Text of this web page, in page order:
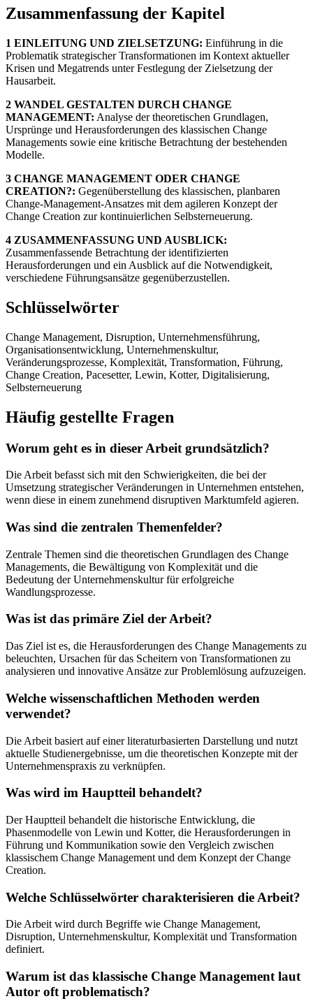
Zusammenfassung der Kapitel
1 EINLEITUNG UND ZIELSETZUNG: Einführung in die
Problematik strategischer Transformationen im Kontext aktueller
Krisen und Megatrends unter Festlegung der Zielsetzung der
Hausarbeit.
2 WANDEL GESTALTEN DURCH CHANGE
MANAGEMENT: Analyse der theoretischen Grundlagen,
Ursprünge und Herausforderungen des klassischen Change
Managements sowie eine kritische Betrachtung der bestehenden
Modelle.
3 CHANGE MANAGEMENT ODER CHANGE
CREATION?: Gegenüberstellung des klassischen, planbaren
Change-Management-Ansatzes mit dem agileren Konzept der
Change Creation zur kontinuierlichen Selbsterneuerung.
4 ZUSAMMENFASSUNG UND AUSBLICK:
Zusammenfassende Betrachtung der identifizierten
Herausforderungen und ein Ausblick auf die Notwendigkeit,
verschiedene Führungsansätze gegenüberzustellen.
Schlüsselwörter
Change Management, Disruption, Unternehmensführung,
Organisationsentwicklung, Unternehmenskultur,
Veränderungsprozesse, Komplexität, Transformation, Führung,
Change Creation, Pacesetter, Lewin, Kotter, Digitalisierung,
Selbsterneuerung
Häufig gestellte Fragen
Worum geht es in dieser Arbeit grundsätzlich?
Die Arbeit befasst sich mit den Schwierigkeiten, die bei der
Umsetzung strategischer Veränderungen in Unternehmen entstehen,
wenn diese in einem zunehmend disruptiven Marktumfeld agieren.
Was sind die zentralen Themenfelder?
Zentrale Themen sind die theoretischen Grundlagen des Change
Managements, die Bewältigung von Komplexität und die
Bedeutung der Unternehmenskultur für erfolgreiche
Wandlungsprozesse.
Was ist das primäre Ziel der Arbeit?
Das Ziel ist es, die Herausforderungen des Change Managements zu
beleuchten, Ursachen für das Scheitern von Transformationen zu
analysieren und innovative Ansätze zur Problemlösung aufzuzeigen.
Welche wissenschaftlichen Methoden werden
verwendet?
Die Arbeit basiert auf einer literaturbasierten Darstellung und nutzt
aktuelle Studienergebnisse, um die theoretischen Konzepte mit der
Unternehmenspraxis zu verknüpfen.
Was wird im Hauptteil behandelt?
Der Hauptteil behandelt die historische Entwicklung, die
Phasenmodelle von Lewin und Kotter, die Herausforderungen in
Führung und Kommunikation sowie den Vergleich zwischen
klassischem Change Management und dem Konzept der Change
Creation.
Welche Schlüsselwörter charakterisieren die Arbeit?
Die Arbeit wird durch Begriffe wie Change Management,
Disruption, Unternehmenskultur, Komplexität und Transformation
definiert.
Warum ist das klassische Change Management laut
Autor oft problematisch?